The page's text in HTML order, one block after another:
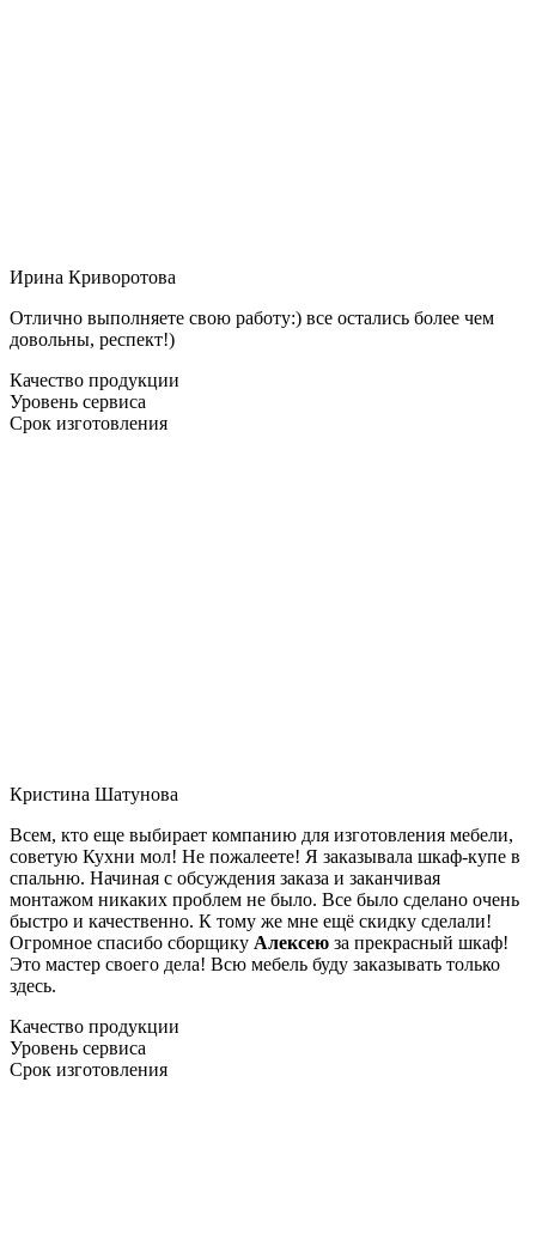
Ирина Криворотова
Отлично выполняете свою работу:) все остались более чем
довольны, респект!)
Качество продукции
Уровень сервиса
Срок изготовления
Кристина Шатунова
Всем, кто еще выбирает компанию для изготовления мебели,
советую Кухни мол! Не пожалеете! Я заказывала шкаф-купе в
спальню. Начиная с обсуждения заказа и заканчивая
монтажом никаких проблем не было. Все было сделано очень
быстро и качественно. К тому же мне ещё скидку сделали!
Огромное спасибо сборщику Алексею за прекрасный шкаф!
Это мастер своего дела! Всю мебель буду заказывать только
здесь.
Качество продукции
Уровень сервиса
Срок изготовления